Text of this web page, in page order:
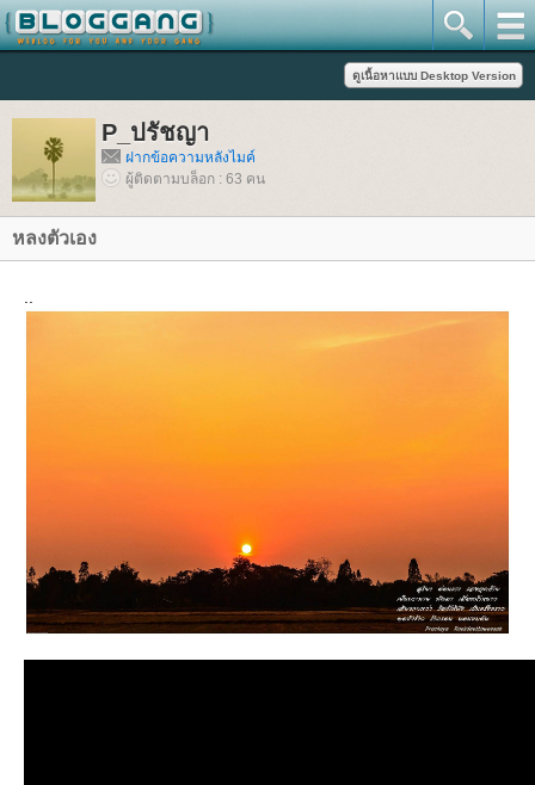
P_ปรัชญา
ฝากข้อความหลังไมค์
ผู้ติดตามบล็อก : 63 คน
หลงตัวเอง